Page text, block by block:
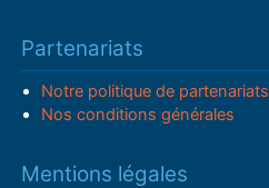
Partenariats
Notre politique de partenariats
Nos conditions générales
Mentions légales